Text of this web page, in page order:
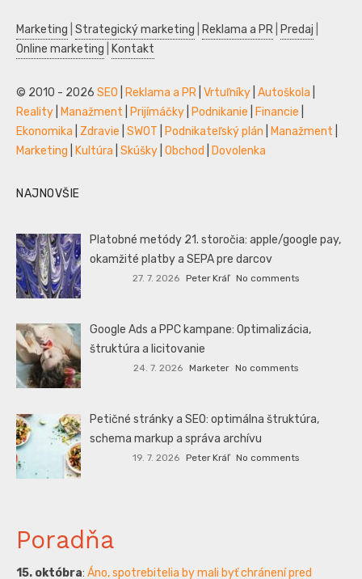
Marketing Strategický marketing Reklama a PR Predaj
Online marketing
Kontakt
© 2010 - 2026 SEO Reklama a PR Vrtuľníky Autoškola
Reality
Manažment Prijímáčky Podnikanie Financie
Ekonomika
Zdravie SWOT Podnikateľský plán Manažment
Marketing
Kultúra Skúšky Obchod Dovolenka
NAJNOVŠIE
Platobné metódy 21. storočia: apple/google pay,
okamžité platby a SEPA pre darcov
27. 7. 2026 Peter Kráľ No comments
Google Ads a PPC kampane: Optimalizácia,
štruktúra a licitovanie
24. 7. 2026 Marketer No comments
Petičné stránky a SEO: optimálna štruktúra,
schema markup a správa archívu
19. 7. 2026 Peter Kráľ No comments
Poradňa
15. októbra: Áno, spotrebitelia by mali byť chránení pred